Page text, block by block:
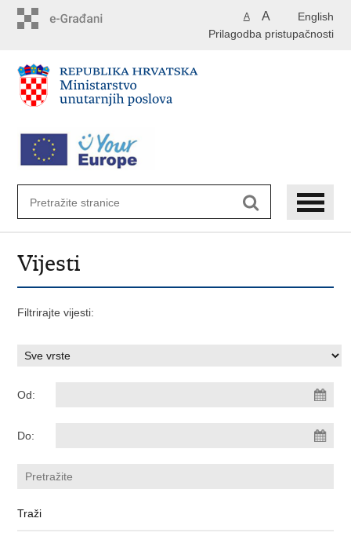
English
A A
Prilagodba pristupačnosti
Vijesti
Filtrirajte vijesti:
Od:
Do: